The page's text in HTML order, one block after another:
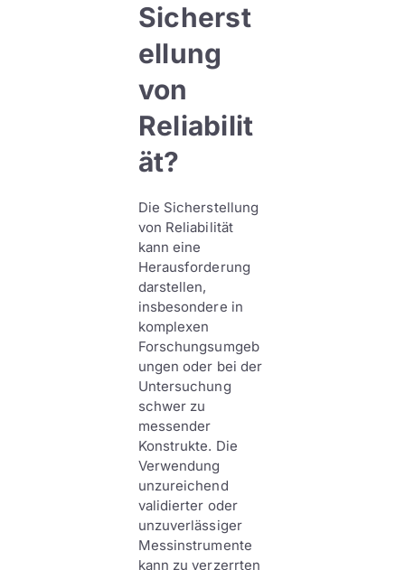
Sicherst
ellung
von
Reliabilit
ät?
Die Sicherstellung
von Reliabilität
kann eine
Herausforderung
darstellen,
insbesondere in
komplexen
Forschungsumgeb
ungen oder bei der
Untersuchung
schwer zu
messender
Konstrukte. Die
Verwendung
unzureichend
validierter oder
unzuverlässiger
Messinstrumente
kann zu verzerrten